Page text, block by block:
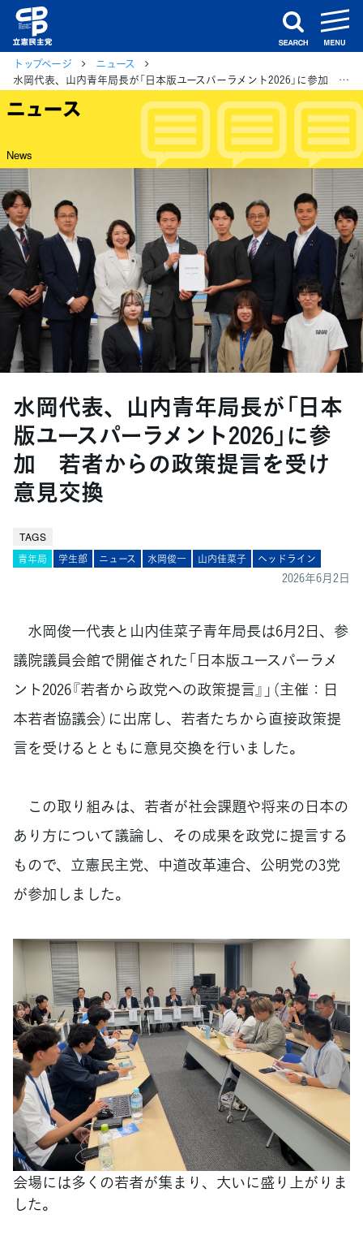
search
トップページ
ニュース
水岡代表、山内青年局長が「日本版ユースパーラメント2026」に参加 若者からの政策提言を受け意見交換
ニュース
News
水岡代表、山内青年局長が「日本
版ユースパーラメント2026」に参
加 若者からの政策提言を受け
意見交換
TAGS
青年局 学生部 ニュース 水岡俊一 山内佳菜子 ヘッドライン
2026年6月2日
水岡俊一代表と山内佳菜子青年局長は6月2日、参
議院議員会館で開催された「日本版ユースパーラメ
ント2026『若者から政党への政策提言』」（主催：日
本若者協議会）に出席し、若者たちから直接政策提
言を受けるとともに意見交換を行いました。
この取り組みは、若者が社会課題や将来の日本の
あり方について議論し、その成果を政党に提言する
もので、立憲民主党、中道改革連合、公明党の3党
が参加しました。
会場には多くの若者が集まり、大いに盛り上がりま
した。